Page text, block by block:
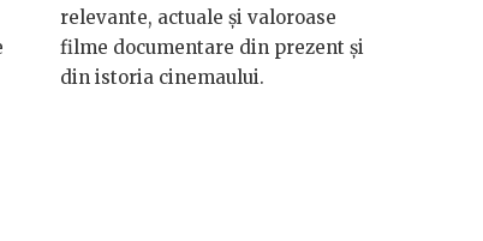
relevante, actuale și valoroase
filme documentare din prezent și
din istoria cinemaului.